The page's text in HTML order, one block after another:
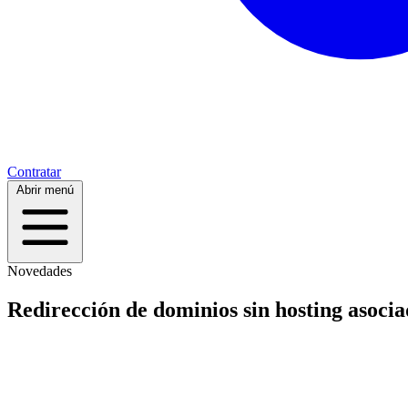
Contratar
Abrir menú
Novedades
Redirección de dominios sin hosting